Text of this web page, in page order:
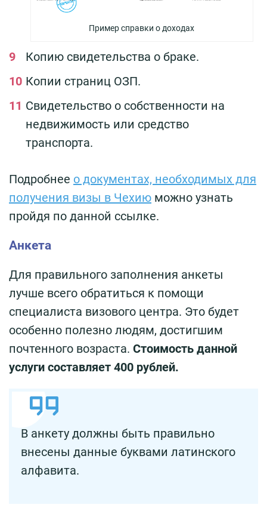
Пример справки о доходах
Копию свидетельства о браке.
Копии страниц ОЗП.
Свидетельство о собственности на
недвижимость или средство
транспорта.
Подробнее о документах, необходимых для
получения визы в Чехию можно узнать
пройдя по данной ссылке.
Анкета
Для правильного заполнения анкеты
лучше всего обратиться к помощи
специалиста визового центра. Это будет
особенно полезно людям, достигшим
почтенного возраста. Стоимость данной
услуги составляет 400 рублей.
В анкету должны быть правильно
внесены данные буквами латинского
алфавита.